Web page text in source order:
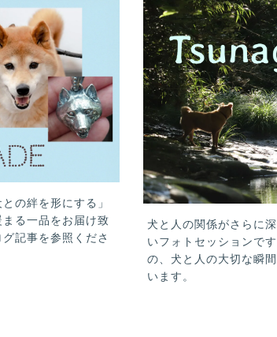
の絆を形にする」
る一品をお届け致
記事を参照くださ
犬と人の関係がさらに
いフォトセッションで
の、犬と人の大切な瞬
います。